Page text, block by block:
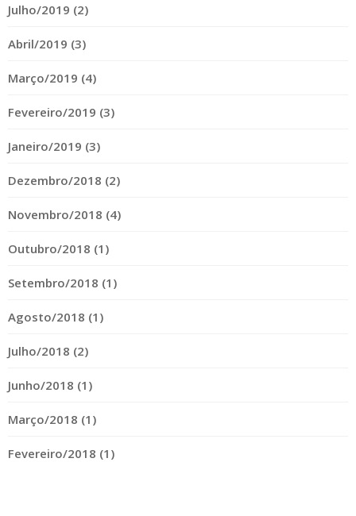
Julho/2019 (2)
Abril/2019 (3)
Março/2019 (4)
Fevereiro/2019 (3)
Janeiro/2019 (3)
Dezembro/2018 (2)
Novembro/2018 (4)
Outubro/2018 (1)
Setembro/2018 (1)
Agosto/2018 (1)
Julho/2018 (2)
Junho/2018 (1)
Março/2018 (1)
Fevereiro/2018 (1)